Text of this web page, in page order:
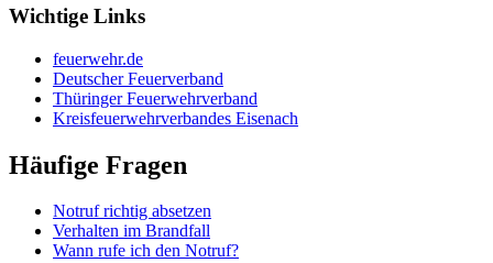
Wichtige Links
feuerwehr.de
Deutscher Feuerverband
Thüringer Feuerwehrverband
Kreisfeuerwehrverbandes Eisenach
Häufige Fragen
Notruf richtig absetzen
Verhalten im Brandfall
Wann rufe ich den Notruf?